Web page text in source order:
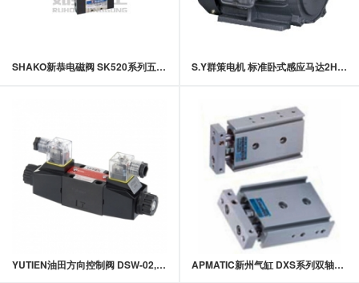
SHAKO新恭电磁阀 SK520系列五口二位,三位气动阀 S.Y群策电机 标准卧式感应马达2HP 4P
YUTIEN油田方向控制阀 DSW-02,DSW-03系列电磁换向阀 APMATIC新州气缸 DXS系列双轴气缸